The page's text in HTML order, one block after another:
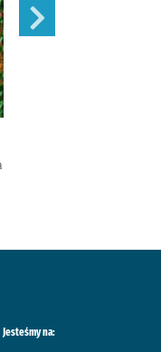
Jesteśmy na: